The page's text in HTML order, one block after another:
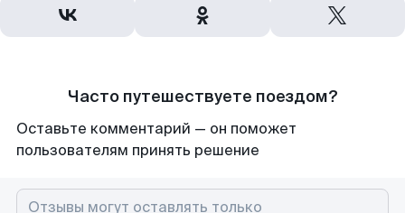
Часто путешествуете поездом?
Оставьте комментарий — он поможет
пользователям принять решение